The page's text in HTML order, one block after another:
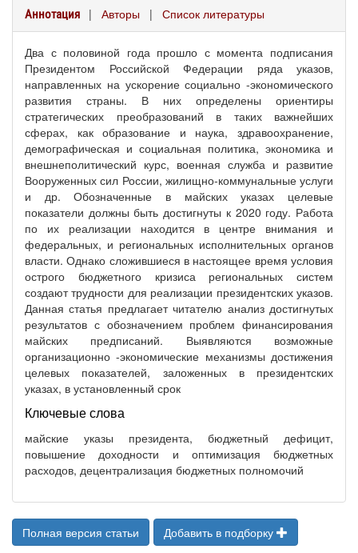
Аннотация | Авторы | Список литературы
Два с половиной года прошло с момента подписания
Президентом Российской Федерации ряда указов,
направленных на ускорение социально -экономического
развития страны. В них определены ориентиры
стратегических преобразований в таких важнейших
сферах, как образование и наука, здравоохранение,
демографическая и социальная политика, экономика и
внешнеполитический курс, военная служба и развитие
Вооруженных сил России, жилищно-коммунальные услуги
и др. Обозначенные в майских указах целевые
показатели должны быть достигнуты к 2020 году. Работа
по их реализации находится в центре внимания и
федеральных, и региональных исполнительных органов
власти. Однако сложившиеся в настоящее время условия
острого бюджетного кризиса региональных систем
создают трудности для реализации президентских указов.
Данная статья предлагает читателю анализ достигнутых
результатов с обозначением проблем финансирования
майских предписаний. Выявляются возможные
организационно -экономические механизмы достижения
целевых показателей, заложенных в президентских
указах, в установленный срок
Ключевые слова
майские указы президента, бюджетный дефицит,
повышение доходности и оптимизация бюджетных
расходов, децентрализация бюджетных полномочий
Полная версия статьи Добавить в подборку